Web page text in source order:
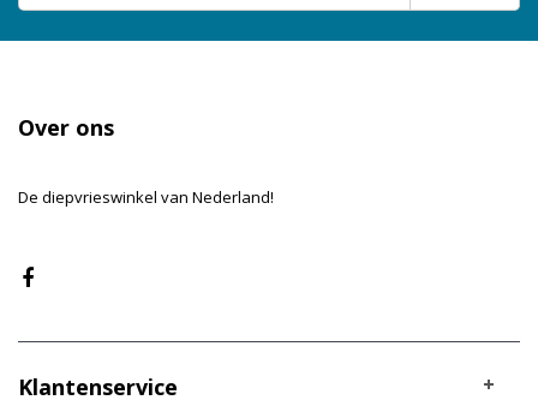
Over ons
De diepvrieswinkel van Nederland!
Klantenservice